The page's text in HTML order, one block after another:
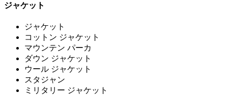
ジャケット
ジャケット
コットン ジャケット
マウンテン パーカ
ダウン ジャケット
ウール ジャケット
スタジャン
ミリタリー ジャケット